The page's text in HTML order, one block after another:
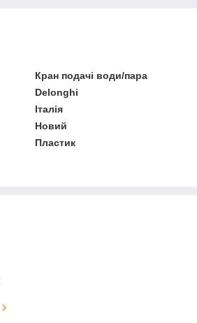
Кран подачі води/пара
Delonghi
Італія
Новий
Пластик